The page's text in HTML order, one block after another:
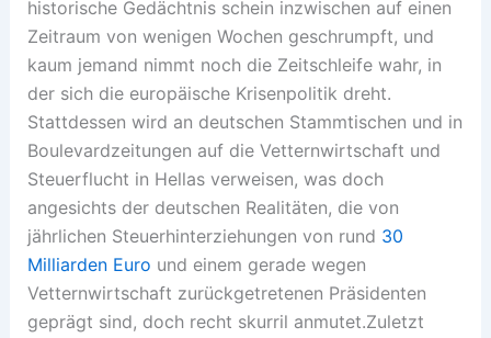
historische Gedächtnis schein inzwischen auf einen
Zeitraum von wenigen Wochen geschrumpft, und
kaum jemand nimmt noch die Zeitschleife wahr, in
der sich die europäische Krisenpolitik dreht.
Stattdessen wird an deutschen Stammtischen und in
Boulevardzeitungen auf die Vetternwirtschaft und
Steuerflucht in Hellas verweisen, was doch
angesichts der deutschen Realitäten, die von
jährlichen Steuerhinterziehungen von rund 30
Milliarden Euro und einem gerade wegen
Vetternwirtschaft zurückgetretenen Präsidenten
geprägt sind, doch recht skurril anmutet.Zuletzt